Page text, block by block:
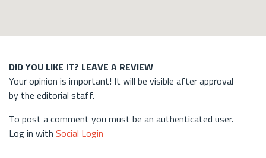
DID YOU LIKE IT? LEAVE A REVIEW
Your opinion is important! It will be visible after approval
by the editorial staff.
To post a comment you must be an authenticated user.
Log in with Social Login